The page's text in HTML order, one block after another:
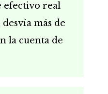
efectivo real
más de
la cuenta de